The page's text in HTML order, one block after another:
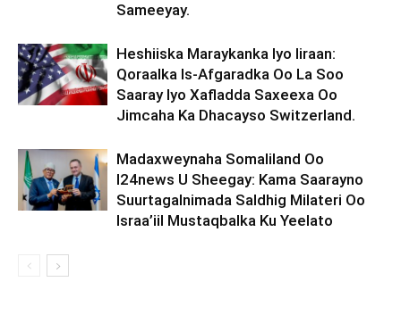
Sameeyay.
Heshiiska Maraykanka Iyo Iiraan:
Qoraalka Is-Afgaradka Oo La Soo
Saaray Iyo Xafladda Saxeexa Oo
Jimcaha Ka Dhacayso Switzerland.
Madaxweynaha Somaliland Oo
I24news U Sheegay: Kama Saarayno
Suurtagalnimada Saldhig Milateri Oo
Israa’iil Mustaqbalka Ku Yeelato